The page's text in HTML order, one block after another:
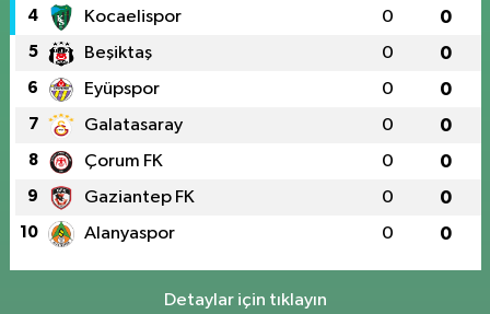
4 Kocaelispor 0 0
5 Beşiktaş 0 0
6 Eyüpspor 0 0
7 Galatasaray 0 0
8 Çorum FK 0 0
9 Gaziantep FK 0 0
10 Alanyaspor 0 0
Detaylar için tıklayın